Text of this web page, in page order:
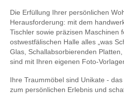
Die Erfüllung Ihrer persönlichen
Herausforderung: mit dem
Tischler sowie präzisen Maschinen
ostwestfälischen Halle alles „was
Glas, Schallabsorbierenden
sind mit Ihren eigenen Foto-
Ihre Traummöbel sind Unikate -
zum persönlichen Erlebnis und